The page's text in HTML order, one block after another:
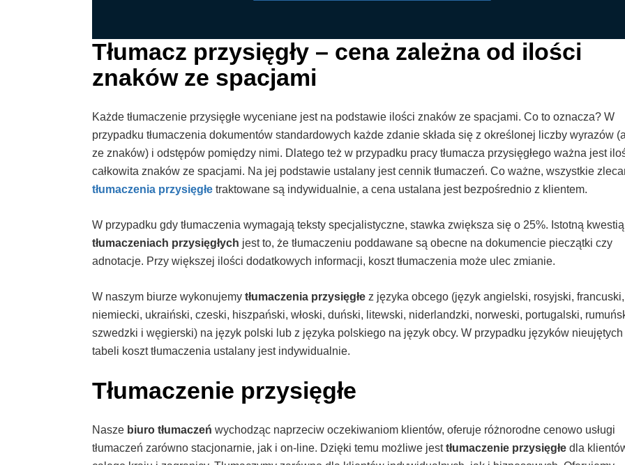
Tłumacz przysięgły – cena zależna od ilości
znaków ze spacjami
Każde tłumaczenie przysięgłe wyceniane jest na podstawie ilości znaków ze spacjami. Co to oznacza? W
przypadku tłumaczenia dokumentów standardowych każde zdanie składa się z określonej liczby wyrazów
ze znaków) i odstępów pomiędzy nimi. Dlatego też w przypadku pracy tłumacza przysięgłego ważna jest
całkowita znaków ze spacjami. Na jej podstawie ustalany jest cennik tłumaczeń. Co ważne, wszystkie
tłumaczenia przysięgłe traktowane są indywidualnie, a cena ustalana jest bezpośrednio z klientem.
W przypadku gdy tłumaczenia wymagają teksty specjalistyczne, stawka zwiększa się o 25%. Istotną
tłumaczeniach przysięgłych jest to, że tłumaczeniu poddawane są obecne na dokumencie pieczątki czy
adnotacje. Przy większej ilości dodatkowych informacji, koszt tłumaczenia może ulec zmianie.
W naszym biurze wykonujemy tłumaczenia przysięgłe z języka obcego (język angielski, rosyjski, francuski,
niemiecki, ukraiński, czeski, hiszpański, włoski, duński, litewski, niderlandzki, norweski, portugalski,
szwedzki i węgierski) na język polski lub z języka polskiego na język obcy. W przypadku języków nieujętych
tabeli koszt tłumaczenia ustalany jest indywidualnie.
Tłumaczenie przysięgłe
Nasze biuro tłumaczeń wychodząc naprzeciw oczekiwaniom klientów, oferuje różnorodne cenowo usługi
tłumaczeń zarówno stacjonarnie, jak i on-line. Dzięki temu możliwe jesttłumaczenie przysięgłe dla